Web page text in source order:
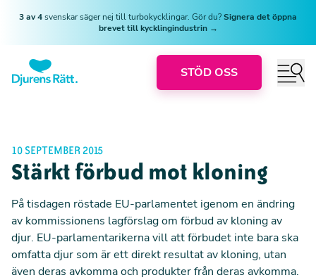
3 av 4svenskar säger nej till turbokycklingar. Gör du?Signera det öppna
brevet till kycklingindustrin →
STÖD OSS
10 SEPTEMBER 2015
Stärkt förbud mot kloning
På tisdagen röstade EU-parlamentet igenom en ändring
av kommissionens lagförslag om förbud av kloning av
djur. EU-parlamentarikerna vill att förbudet inte bara ska
omfatta djur som är ett direkt resultat av kloning, utan
även deras avkomma och produkter från deras avkomma.